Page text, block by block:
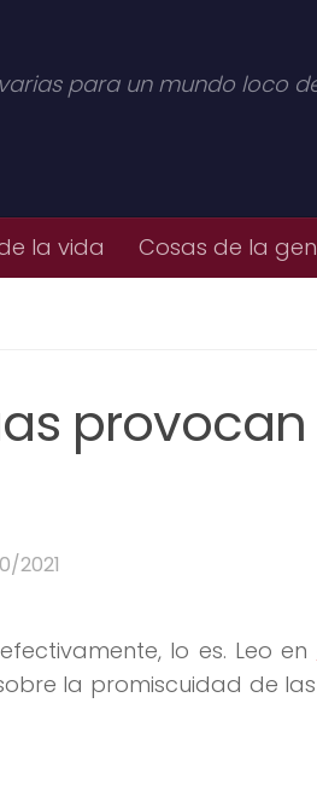
para un mundo loco
la vida Cosas de la
2021
lo es. Leo en
la promiscuidad de